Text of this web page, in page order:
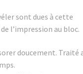
sont dues à cette
l’impression au bloc.
doucement. Traité